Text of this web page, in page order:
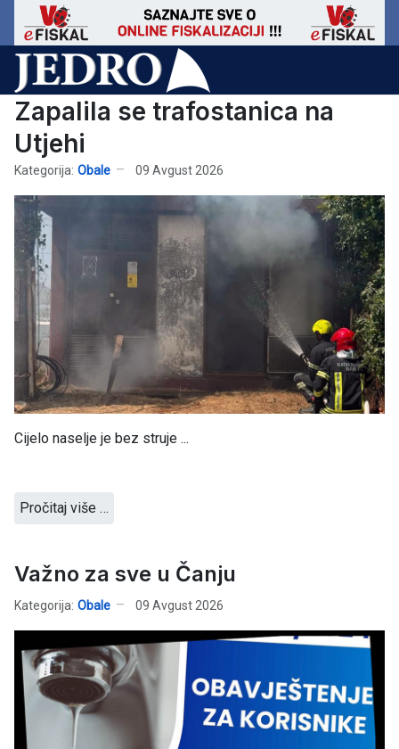
Zapalila se trafostanica na
Utjehi
Kategorija: Obale 09 Avgust 2026
Cijelo naselje je bez struje ...
Pročitaj više …
Važno za sve u Čanju
Kategorija: Obale 09 Avgust 2026